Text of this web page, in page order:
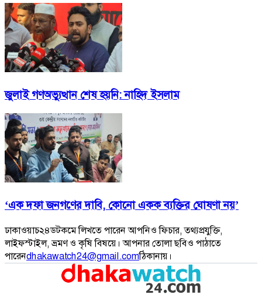
জুলাই গণঅভ্যুত্থান শেষ হয়নি: নাহিদ ইসলাম
‘এক দফা জনগণের দাবি, কোনো একক ব্যক্তির ঘোষণা নয়’
ঢাকাওয়াচ২৪ডটকমে লিখতে পারেন আপনিও ফিচার, তথ্যপ্রযুক্তি,
লাইফস্টাইল, ভ্রমণ ও কৃষি বিষয়ে। আপনার তোলা ছবিও পাঠাতে
পারেনdhakawatch24@gmail.comঠিকানায়।